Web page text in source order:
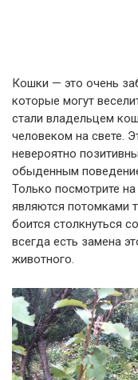
Кошки — это очень
которые могут
стали владельцем
человеком на свете.
невероятно
обыденным
Только посмотрите
являются потомками
боится столкнуться
всегда есть замена
животного.